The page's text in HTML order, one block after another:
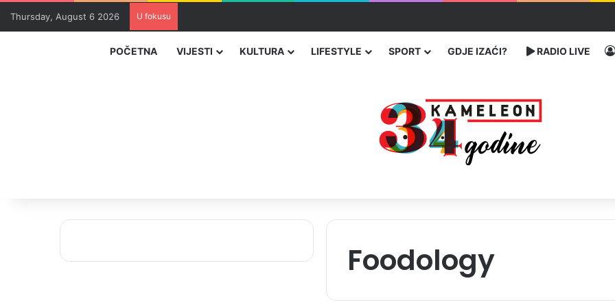
Thursday, August 6 2026 U fokusu
POČETNA VIJESTI KULTURA LIFESTYLE SPORT GDJE IZAĆI? RADIO LIVE
Foodology